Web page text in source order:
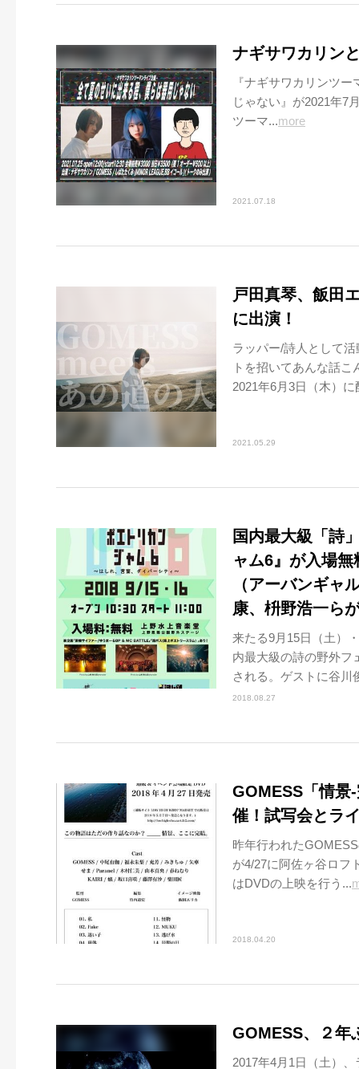
ナギサワカリン
『ナギサワカリンツ
じゃない』が2021年7
ツーマ...more
2021.07.18
戸田真琴、飯田
に出演！
ラッパー/詩人として
トを招いてあんな話
2021年6月3日（木）に
2021.05.29
国内最大級「詩
ャム6』が入場
（アーバンギャ
康、枡野浩一ら
来たる9月15日（土）
内最大級の詩の野外フ
される。ゲストに谷川
2018.08.27
GOMESS「情景
催！試写会とラ
昨年行われた
が4/27に阿佐ヶ谷ロフ
はDVDの上映を行う...
2018.04.20
GOMESS、２年
2017年4月1日（土）